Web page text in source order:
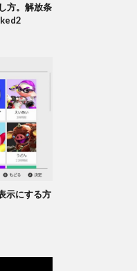
方。解放条
示にする方